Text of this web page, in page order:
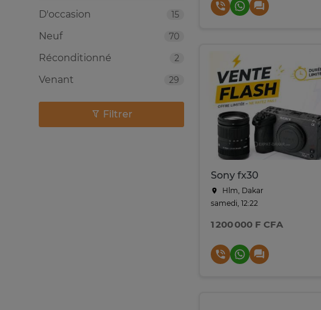
Sony fx30
Hlm, Dakar
samedi, 12:22
1 200 000 F CFA
15
D'occasion
70
Neuf
2
Réconditionné
29
Venant
Filtrer